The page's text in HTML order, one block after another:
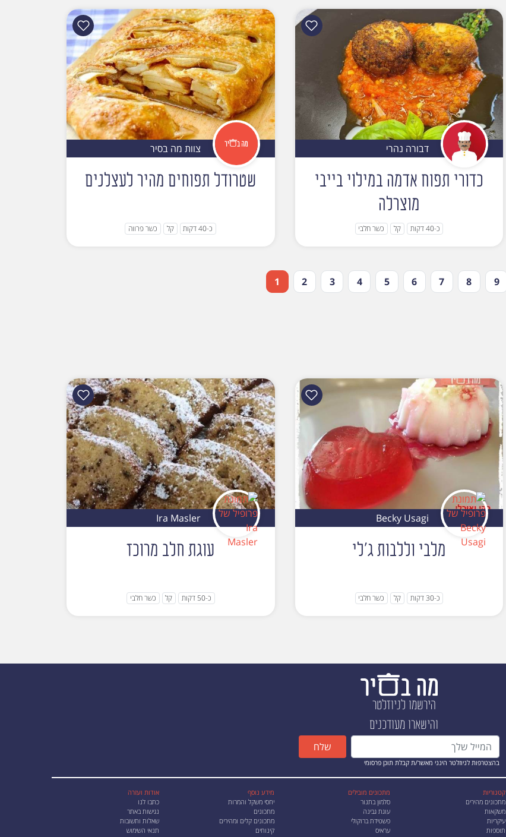
דבורה נהרי
כדורי תפוח אדמה במילוי בייבי
מוצרלה
כ-40 דקות קל כשר חלבי
צוות מה בסיר
שטרודל תפוחים מהיר לעצלנים
כ-40 דקות קל כשר פרווה
1 2 3 4 5 6 7 8 9
Becky Usagi
מלבי וללבות ג'לי
כ-30 דקות קל כשר חלבי
Ira Masler
עוגת חלב מרוכז
כ-50 דקות קל כשר חלבי
הירשמו לניוזלטר
והישארו מעודכנים
בהצטרפות לניוזלטר הינני מאשר/ת קבלת תוכן פרסומי
שלח
קטגוריות
מתכונים מהירים
משקאות
עיקריות
תוספות
מתכונים מובילים
סלמון בתנור
עוגת גבינה
פשטידת ברוקולי
עראיס
מידע נוסף
יחסי משקל והמרות
מתכונים
מתכונים קלים ומהירים
קינוחים
אודות ועזרה
כתבו לנו
נגישות באתר
שאלות ותשובות
תנאי השימוש